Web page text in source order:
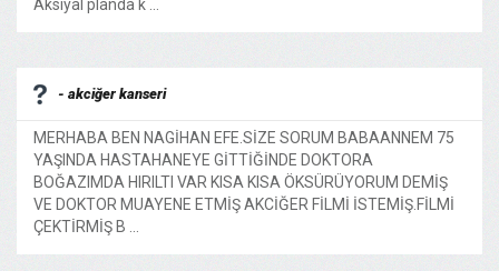
Aksiyal planda k ...
- akciğer kanseri
MERHABA BEN NAGİHAN EFE.SİZE SORUM BABAANNEM 75
YAŞINDA HASTAHANEYE GİTTİĞİNDE DOKTORA
BOĞAZIMDA HIRILTI VAR KISA KISA ÖKSÜRÜYORUM DEMİŞ
VE DOKTOR MUAYENE ETMİŞ AKCİĞER FİLMİ İSTEMİŞ.FİLMİ
ÇEKTİRMİŞ B ...